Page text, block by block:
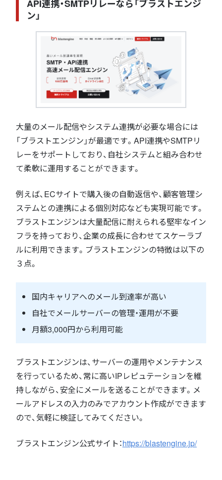
API連携・SMTPリレーなら「ブラストエンジ
ン」
大量のメール配信やシステム連携が必要な場合には
「ブラストエンジン」が最適です。API連携やSMTPリ
レーをサポートしており、自社システムと組み合わせ
て柔軟に運用することができます。
例えば、ECサイトで購入後の自動返信や、顧客管理シ
ステムとの連携による個別対応なども実現可能です。
ブラストエンジンは大量配信に耐えられる堅牢なイン
フラを持っており、企業の成長に合わせてスケーラブ
ルに利用できます。ブラストエンジンの特徴は以下の
３点。
国内キャリアへのメール到達率が高い
自社でメールサーバーの管理・運用が不要
月額3,000円から利用可能
ブラストエンジンは、サーバーの運用やメンテナンス
を行っているため、常に高いIPレピュテーションを維
持しながら、安全にメールを送ることができます。メ
ールアドレスの入力のみでアカウント作成ができます
ので、気軽に検証してみてください。
ブラストエンジン公式サイト：https://blastengine.jp/